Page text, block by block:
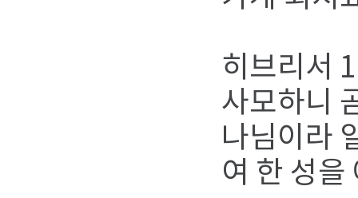
히브리서
사모하니
나님이라
여 한 성을